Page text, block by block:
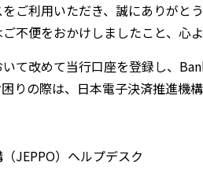
ご利用いただき、誠にありがとう
不便をおかけしましたこと、心
て改めて当行口座を登録し、
りの際は、日本電子決済推進機
JEPPO）ヘルプデスク